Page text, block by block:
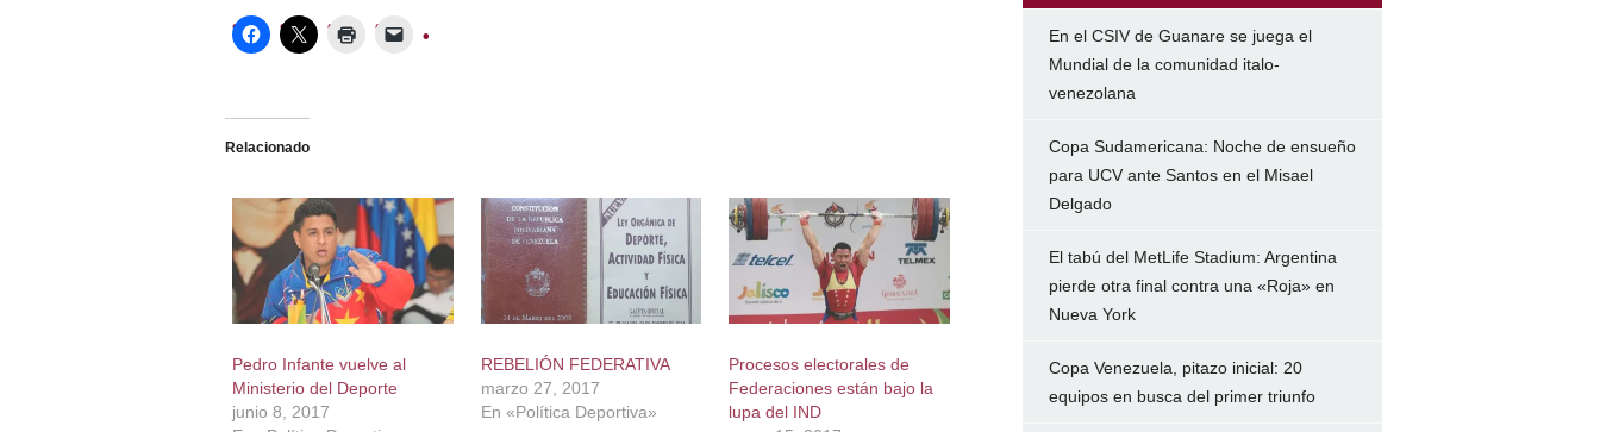
Relacionado
Pedro Infante vuelve al
Ministerio del Deporte
junio 8, 2017
REBELIÓN FEDERATIVA
marzo 27, 2017
En «Política Deportiva»
Procesos electorales de
Federaciones están bajo la
lupa del IND
En el CSIV de Guanare se juega el
Mundial de la comunidad italo-
venezolana
Copa Sudamericana: Noche de ensueño
para UCV ante Santos en el Misael
Delgado
El tabú del MetLife Stadium: Argentina
pierde otra final contra una «Roja» en
Nueva York
Copa Venezuela, pitazo inicial: 20
equipos en busca del primer triunfo